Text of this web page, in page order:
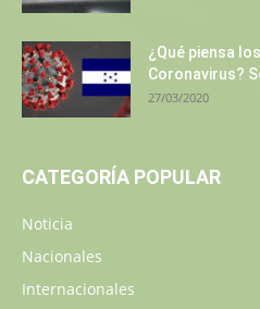
¿Qué piensa
Coronavirus?
27/03/2020
CATEGORÍA POPULAR
Noticia
Nacionales
Internacionales